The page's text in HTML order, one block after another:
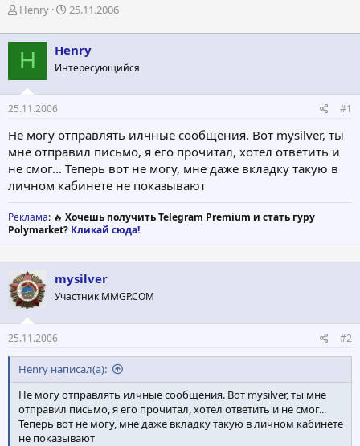
А
т
о
р
т
е
м
Henry
Д
т
а
н
ч
а
25.11.2006
H Henry
Интересующийся
25.11.2006 #1
Не могу отправлять илчные сообщения. Вот mysilver, ты
мне отправил письмо, я его прочитал, хотел ответить и
не смог... Теперь вот не могу, мне даже вкладку такую в
личном кабинете не показывают
Реклама: 🔥 Хочешь получить Telegram Premium и стать гуру
Polymarket? Кликай сюда!
mysilver
Участник MMGP.COM
25.11.2006 #2
Henry написал(а):
Не могу отправлять илчные сообщения. Вот mysilver, ты мне
отправил письмо, я его прочитал, хотел ответить и не смог...
Теперь вот не могу, мне даже вкладку такую в личном кабинете
не показывают